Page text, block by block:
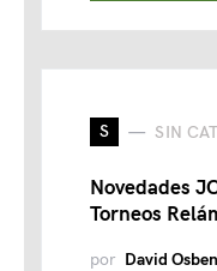
S SIN
Novedades
Torneos
por David Osben